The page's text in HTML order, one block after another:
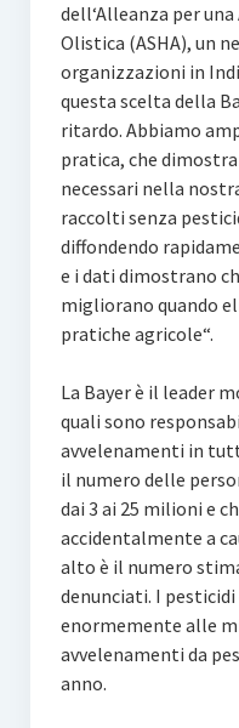
dell‘Alleanza per
Olistica (ASHA), un
organizzazioni in
questa scelta della
ritardo. Abbiamo
pratica, che
necessari nella
raccolti senza
diffondendo
e i dati dimostrano
migliorano quando
pratiche agricole“.
La Bayer è il leader
quali sono
avvelenamenti in
il numero delle
dai 3 ai 25 milioni e
accidentalmente a
alto è il numero
denunciati. I
enormemente alle
avvelenamenti da
anno.